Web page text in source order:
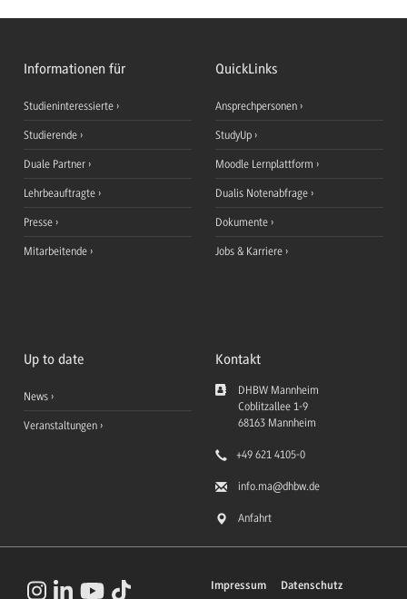
Informationen für
Studieninteressierte
Studierende
Duale Partner
Lehrbeauftragte
Presse
Mitarbeitende
QuickLinks
Ansprechpersonen
StudyUp
Moodle Lernplattform
Dualis Notenabfrage
Dokumente
Jobs & Karriere
Up to date
News
Veranstaltungen
Kontakt
DHBW Mannheim
Coblitzallee 1-9
68163 Mannheim
+49 621 4105-0
info.ma@dhbw.de
Anfahrt
Impressum Datenschutz